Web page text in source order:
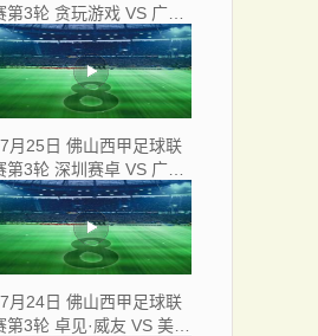
第3轮 贪玩游戏 VS 广州
拿模 全场录像
月25日 佛山西甲足球联
第3轮 深圳赛卓 VS 广东
铝 全场录像
月24日 佛山西甲足球联
第3轮 卓见·威友 VS 美的